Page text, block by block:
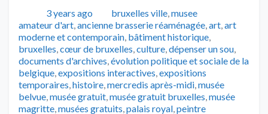
Publié3 years ago Catégories
bruxelles ville,musee
amateur d'art,ancienne brasserie réaménagée,art,art
moderne et contemporain, bâtiment historique,
bruxelles,cœur de bruxelles,culture,dépenser un sou,
documents d'archives,évolution politique et sociale de la
belgique,expositions interactives,expositions
temporaires,histoire,mercredis après-midi,musée
belvue,musée gratuit,musée gratuit bruxelles,musée
magritte,musées gratuits,palais royal,peintre